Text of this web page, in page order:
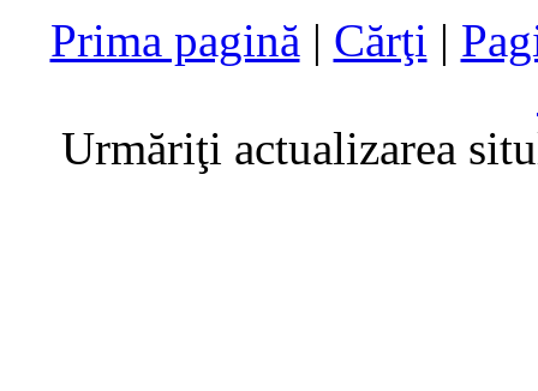
Prima pagină | Cărţi |
Urmăriţi actualizarea